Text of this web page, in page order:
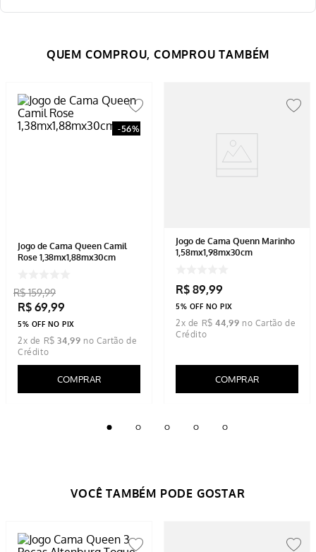
-56%
Jogo de Cama Queen Camil
Rose 1,38mx1,88mx30cm
R$ 159,99
R$ 69,99
5% OFF NO PIX
2x de R$ 34 ,99
COMPRAR
Jogo de Cama Quenn Marinho
1,58mx1,98mx30cm
R$ 89,99
5% OFF NO PIX
2x de R$ 44 ,99
COMPRAR